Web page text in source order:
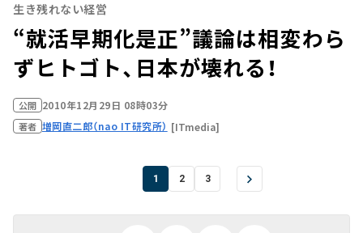
生き残れない経営
“就活早期化是正”議論は相変わら
ずヒトゴト、日本が壊れる！
公開 2010年12月29日 08時03分
著者 増岡直二郎（nao IT研究所） [ITmedia]
1 2 3